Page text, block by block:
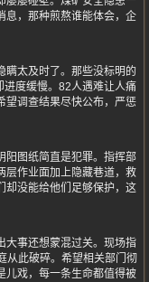
息，那种煎熬谁能体会，企
瞒太及时了。那些没标明的
度缓慢。82人遇难让人痛
望调查结果尽快公布，严惩
阳图纸简直是犯罪。指挥部
层作业面加上隐藏巷道，救
却没能给他们足够保护，这
大事还想蒙混过关。现场指
从此破碎。希望相关部门彻
儿戏，每一条生命都值得被